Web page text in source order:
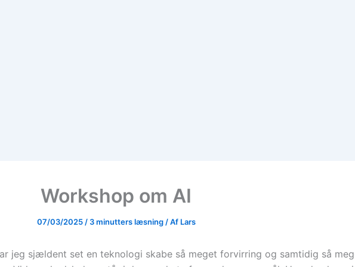
Workshop om AI
07/03/2025/ 3 minutters læsning/ Af Lars
jeg sjældent set en teknologi skabe så meget forvirring og samtidig så